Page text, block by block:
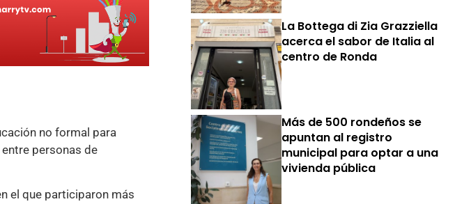
no formal para
personas de
el que participaron más
La Bottega di Zia Grazziella
acerca el sabor de Italia al
centro de Ronda
Más de 500 rondeños se
apuntan al registro
municipal para optar a una
vivienda pública